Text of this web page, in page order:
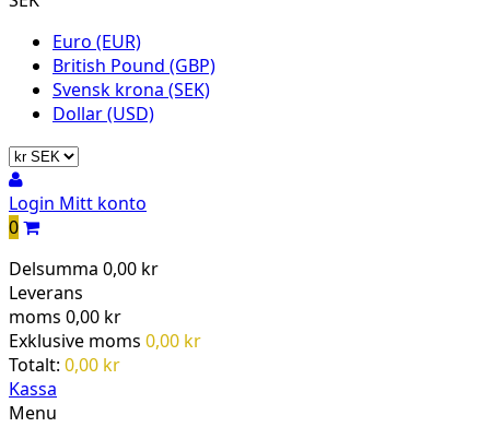
Euro (EUR)
British Pound (GBP)
Svensk krona (SEK)
Dollar (USD)
Login Mitt konto
0
Delsumma 0,00 kr
Leverans
moms 0,00 kr
Exklusive moms 0,00 kr
Totalt: 0,00 kr
Kassa
Menu